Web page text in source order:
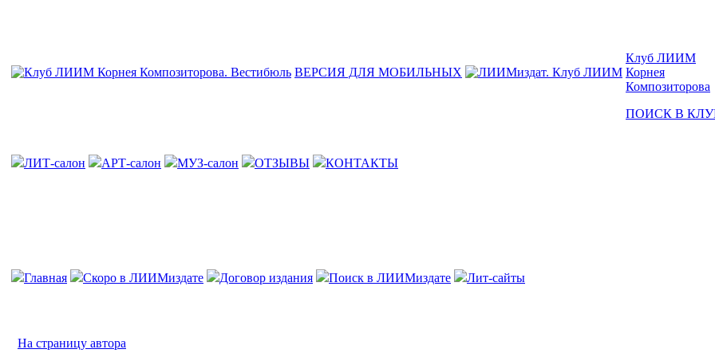
ВЕРСИЯ ДЛЯ МОБИЛЬНЫХ
Клуб ЛИИМ
Корнея
Композиторова
ПОИСК В
ЛИТ-салон АРТ-салон МУЗ-салон ОТЗЫВЫ КОНТАКТЫ
Главная Скоро в ЛИИМиздате Договор издания Поиск в ЛИИМиздате Лит-сайты
На страницу автора